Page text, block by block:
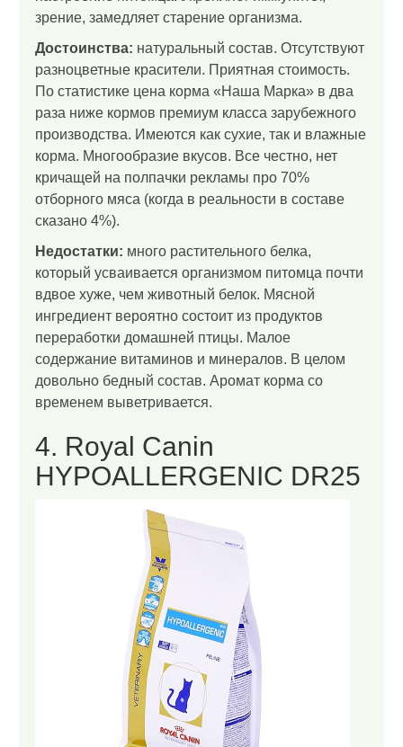
зрение, замедляет старение организма.
Достоинства: натуральный состав. Отсутствуют
разноцветные красители. Приятная стоимость.
По статистике цена корма «Наша Марка» в два
раза ниже кормов премиум класса зарубежного
производства. Имеются как сухие, так и влажные
корма. Многообразие вкусов. Все честно, нет
кричащей на полпачки рекламы про 70%
отборного мяса (когда в реальности в составе
сказано 4%).
Недостатки: много растительного белка,
который усваивается организмом питомца почти
вдвое хуже, чем животный белок. Мясной
ингредиент вероятно состоит из продуктов
переработки домашней птицы. Малое
содержание витаминов и минералов. В целом
довольно бедный состав. Аромат корма со
временем выветривается.
4. Royal Canin
HYPOALLERGENIC DR25